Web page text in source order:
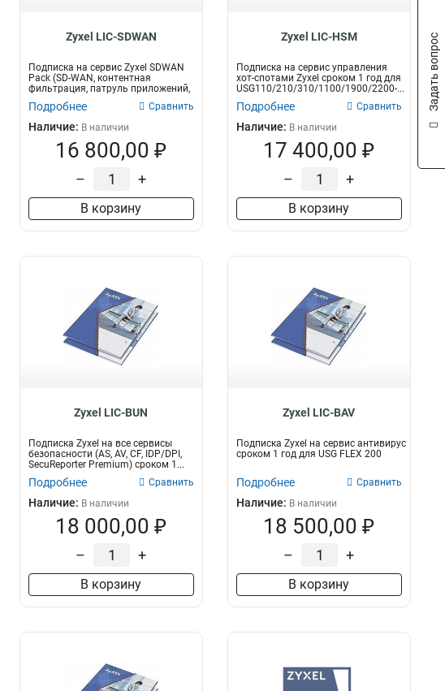
Zyxel LIC-SDWAN
Подписка на сервис Zyxel SDWAN
Pack (SD-WAN, контентная
фильтрация, патруль приложений,
GeoEnfo...
Подробнее Сравнить
Наличие: В наличии
16 800,00 ₽
– +
В корзину
Zyxel LIC-HSM
Подписка на сервис управления
хот-спотами Zyxel сроком 1 год для
USG110/210/310/1100/1900/2200-...
Подробнее Сравнить
Наличие: В наличии
17 400,00 ₽
– +
В корзину
Zyxel LIC-BUN
Подписка Zyxel на все сервисы
безопасности (AS, AV, CF, IDP/DPI,
SecuReporter Premium) сроком 1...
Подробнее Сравнить
Наличие: В наличии
18 000,00 ₽
– +
В корзину
Zyxel LIC-BAV
Подписка Zyxel на сервис антивирус
сроком 1 год для USG FLEX 200
Подробнее Сравнить
Наличие: В наличии
18 500,00 ₽
– +
В корзину
Задать вопрос